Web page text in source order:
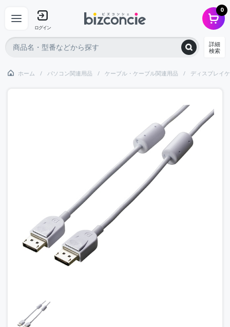
ログイン
0
詳細
検索
ホーム パソコン関連用品 ケーブル・ケーブル関連用品 ディスプレイ